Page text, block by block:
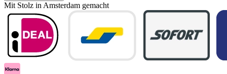
Mit Stolz in Amsterdam gemacht